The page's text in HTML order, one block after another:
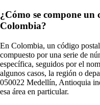
¿Cómo se compone
Colombia?
En Colombia, un código
compuesto por una serie de
específica, seguidos por el
algunos casos, la región o
050022 Medellín, Antioquia
esa área en particular.